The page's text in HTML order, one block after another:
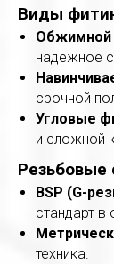
Виды
Обжимной
надёжное
срочной
Угловые
и сложной
Резьбовые
BSP (G-
стандарт в
техника.